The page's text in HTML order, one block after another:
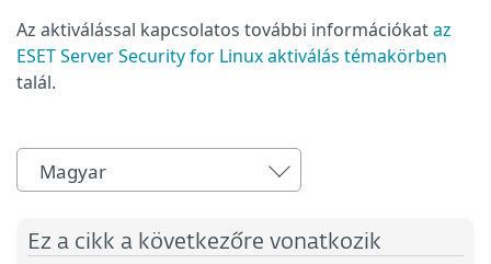
Az aktiválással kapcsolatos további információkataz
ESET Server Security for Linux aktiválás témakörben
talál.
Magyar
Ez a cikk a következőre vonatkozik